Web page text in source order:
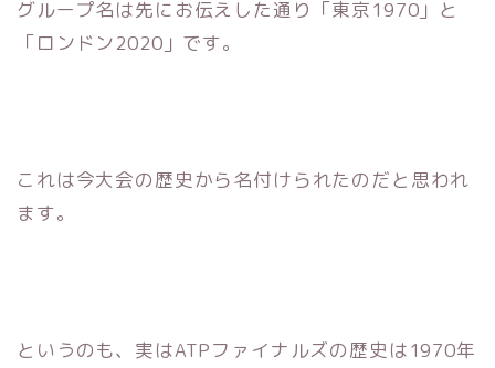
グループ名は先にお伝えした通り「東京1970」と
「ロンドン2020」です。
これは今大会の歴史から名付けられたのだと思われ
ます。
というのも、実はATPファイナルズの歴史は1970年